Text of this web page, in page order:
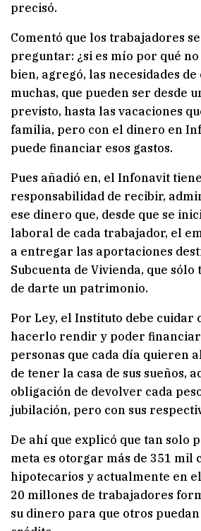
precisó.
Comentó que los trabajadores
preguntar: ¿si es mío por qué no
bien, agregó, las necesidades de
muchas, que pueden ser desde
previsto, hasta las vacaciones
familia, pero con el dinero en
puede financiar esos gastos.
Pues añadió en, el Infonavit
responsabilidad de recibir,
ese dinero que, desde que se
laboral de cada trabajador, el
a entregar las aportaciones
Subcuenta de Vivienda, que
de darte un patrimonio.
Por Ley, el Instituto debe cuidar
hacerlo rendir y poder financiar
personas que cada día quieren
de tener la casa de sus sueños,
obligación de devolver cada
jubilación, pero con sus
De ahí que explicó que tan solo
meta es otorgar más de 351 mil
hipotecarios y actualmente en
20 millones de trabajadores
su dinero para que otros